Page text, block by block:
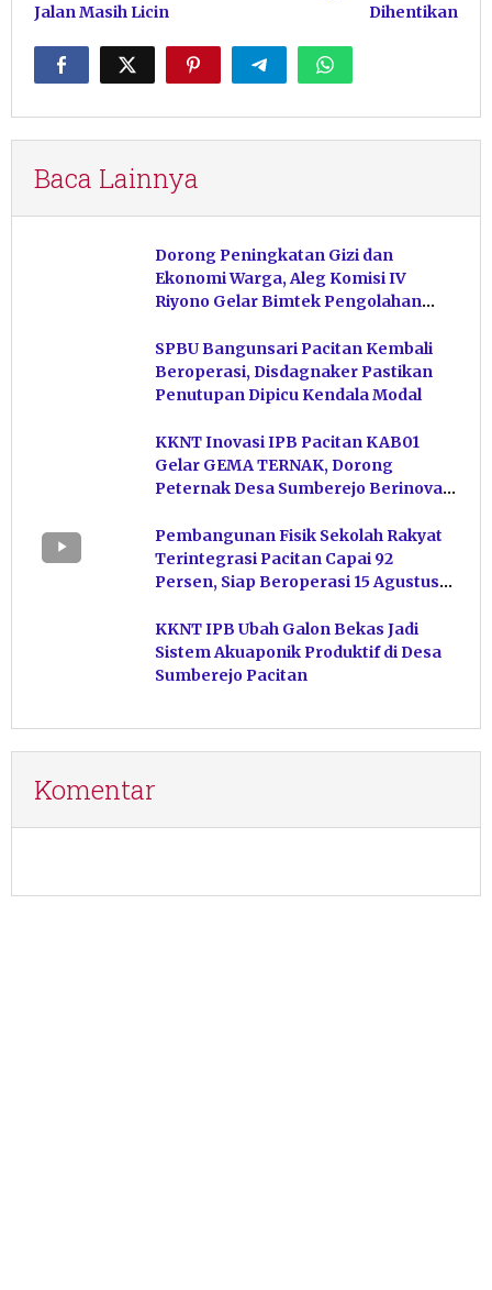
Jalan Masih Licin
Dihentikan
Baca Lainnya
Dorong Peningkatan Gizi dan
Ekonomi Warga, Aleg Komisi IV
Riyono Gelar Bimtek Pengolahan
SPBU Bangunsari Pacitan Kembali
Beroperasi, Disdagnaker Pastikan
Penutupan Dipicu Kendala Modal
KKNT Inovasi IPB Pacitan KAB01
Gelar GEMA TERNAK, Dorong
Peternak Desa Sumberejo Berinovasi
Pembangunan Fisik Sekolah Rakyat
Terintegrasi Pacitan Capai 92
Persen, Siap Beroperasi 15 Agustus
KKNT IPB Ubah Galon Bekas Jadi
Sistem Akuaponik Produktif di Desa
Sumberejo Pacitan
Komentar